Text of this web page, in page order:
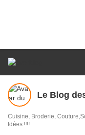
Le Blog
Cuisine, Broderie,
Idées !!!!